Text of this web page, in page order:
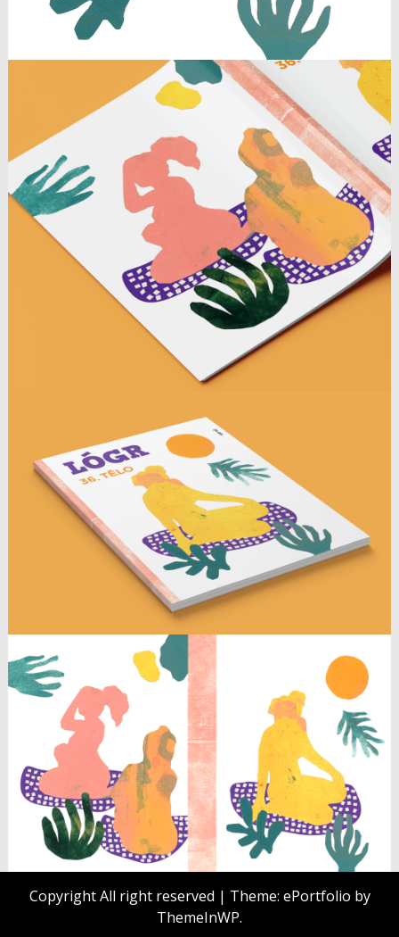
Copyright All right reserved | Theme: ePortfolio by
ThemeInWP.